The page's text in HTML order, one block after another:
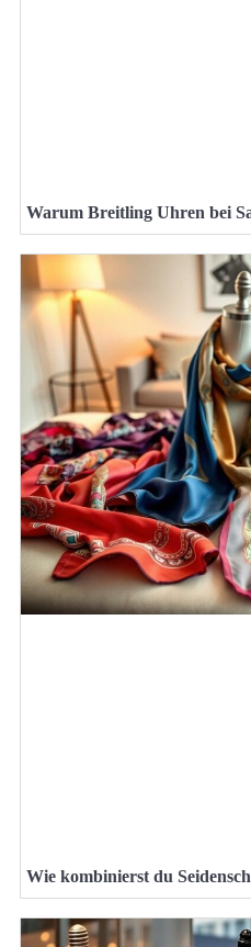
Warum Breitling Uhren bei
Wie kombinierst du